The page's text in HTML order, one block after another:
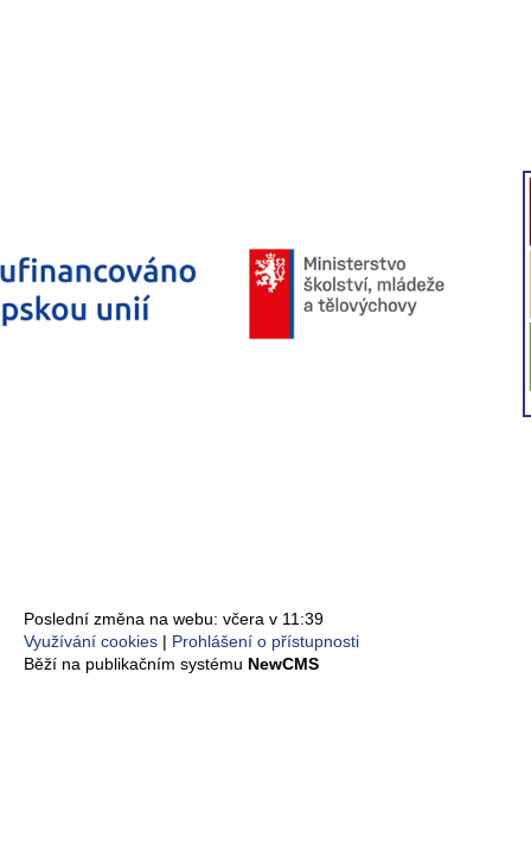
Poslední změna na webu: včera v 11:39
Využívání cookies
Prohlášení o přístupnosti
Běží na publikačním systému NewCMS